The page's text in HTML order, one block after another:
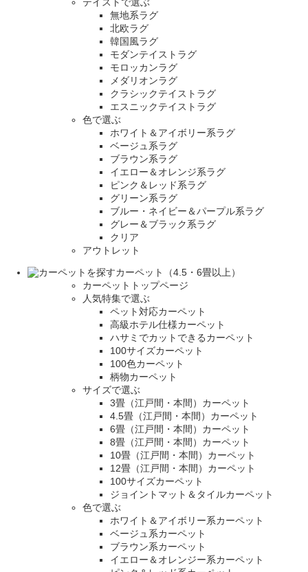
無地系ラグ
北欧ラグ
韓国風ラグ
モダンテイストラグ
モロッカンラグ
メダリオンラグ
クラシックテイストラグ
エスニックテイストラグ
色で選ぶ
ホワイト＆アイボリー系ラグ
ベージュ系ラグ
ブラウン系ラグ
イエロー＆オレンジ系ラグ
ピンク＆レッド系ラグ
グリーン系ラグ
ブルー・ネイビー＆パープル系ラグ
グレー＆ブラック系ラグ
クリア
アウトレット
カーペット（4.5・6畳以上）
カーペットトップページ
人気特集で選ぶ
ペット対応カーペット
高級ホテル仕様カーペット
ハサミでカットできるカーペット
100サイズカーペット
100色カーペット
柄物カーペット
サイズで選ぶ
3畳（江戸間・本間）カーペット
4.5畳（江戸間・本間）カーペット
6畳（江戸間・本間）カーペット
8畳（江戸間・本間）カーペット
10畳（江戸間・本間）カーペット
12畳（江戸間・本間）カーペット
100サイズカーペット
ジョイントマット＆タイルカーペット
色で選ぶ
ホワイト＆アイボリー系カーペット
ベージュ系カーペット
ブラウン系カーペット
イエロー＆オレンジー系カーペット